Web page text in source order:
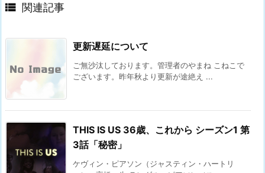
 関連記事
更新遅延について
ご無沙汰しております。管理者のやまね こねこで
ございます。昨年秋より更新が途絶え ...
THIS IS US 36歳、これから シーズン1 第
3話「秘密」
ケヴィン・ピアソン（ジャスティン・ハートリ